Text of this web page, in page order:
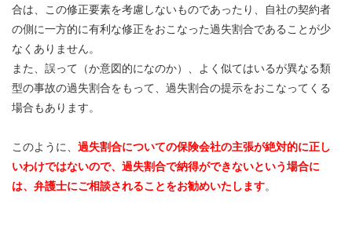
合は、この修正要素を考慮しないものであったり、自社の契約者
の側に一方的に有利な修正をおこなった過失割合であることが少
なくありません。
また、誤って（か意図的になのか）、よく似てはいるが異なる類
型の事故の過失割合をもって、過失割合の提示をおこなってくる
場合もあります。
このように、 過失割合についての保険会社の主張が絶対的に正し
いわけではないので、過失割合で納得ができないという場合に
は、弁護士にご相談されることをお勧めいたします。